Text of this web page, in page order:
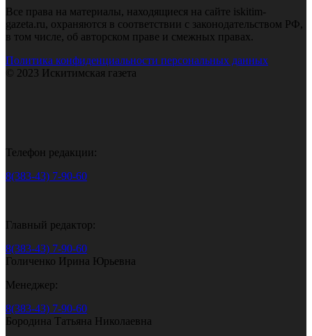
Все права на материалы, находящиеся на сайте iskitim-
gazeta.ru, охраняются в соответствии с законодательством РФ,
в том числе, об авторском праве и смежных правах.
Политика конфиденциальности персональных данных
© 2023 Искитимская газета
Телефон редакции:
8(383-43) 7-90-60
Главный редактор:
8(383-43) 7-90-60
Голиченко Ирина Юрьевна
Менеджер:
8(383-43) 7-90-60
Бородина Татьяна Николаевна